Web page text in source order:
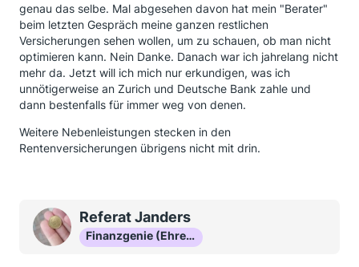
genau das selbe. Mal abgesehen davon hat mein "Berater"
beim letzten Gespräch meine ganzen restlichen
Versicherungen sehen wollen, um zu schauen, ob man nicht
optimieren kann. Nein Danke. Danach war ich jahrelang nicht
mehr da. Jetzt will ich mich nur erkundigen, was ich
unnötigerweise an Zurich und Deutsche Bank zahle und
dann bestenfalls für immer weg von denen.
Weitere Nebenleistungen stecken in den
Rentenversicherungen übrigens nicht mit drin.
Referat Janders
Finanzgenie (Ehrenmitglied)